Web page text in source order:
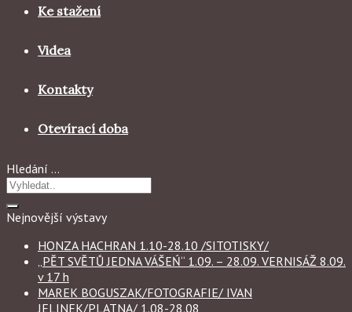
Ke stažení
Videa
Kontakty
Otevírací doba
Hledání …
Nejnovější výstavy
HONZA HACHRAN 1.10-28.10 /SITOTISKY/
„PĚT SVĚTŮ JEDNA VÁŠEŃ“ 1.09. – 28.09. VERNISÁŽ 8.09.
v 17 h
MAREK BOGUSZAK/FOTOGRAFIE/ IVAN
JELINEK/PLATNA/ 1.08-28.08